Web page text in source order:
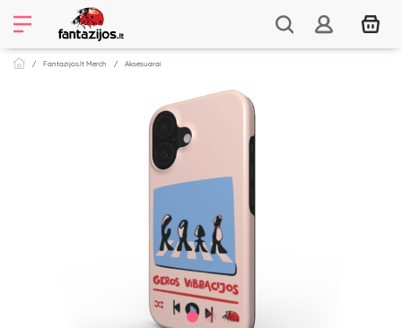
Fantazijos.lt Merch Aksesuarai